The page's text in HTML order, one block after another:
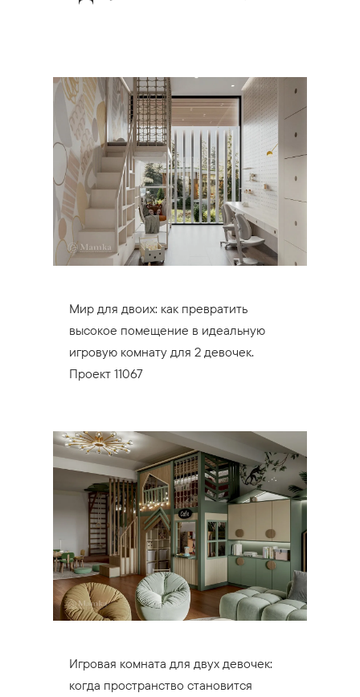
Мир для двоих: как превратить
высокое помещение в идеальную
игровую комнату для 2 девочек.
Проект 11067
Игровая комната для двух девочек:
когда пространство становится